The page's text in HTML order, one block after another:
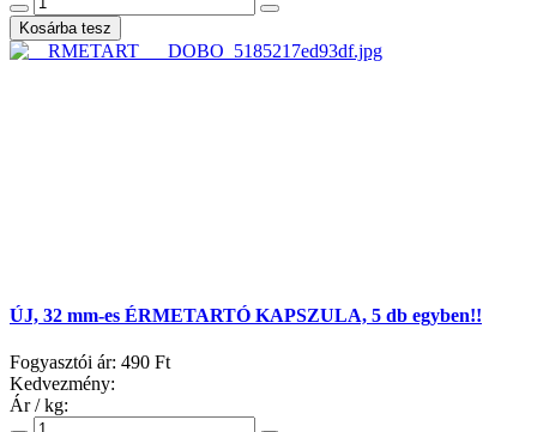
ÚJ, 32 mm-es ÉRMETARTÓ KAPSZULA, 5 db egyben!!
Fogyasztói ár: 490 Ft
Kedvezmény:
Ár / kg: